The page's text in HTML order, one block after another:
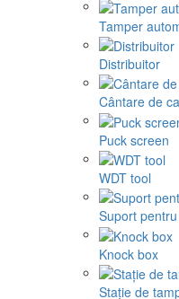
Tamper
Distribuitor
Cântare de
Puck screen
WDT tool
Suport
Knock box
Stație de